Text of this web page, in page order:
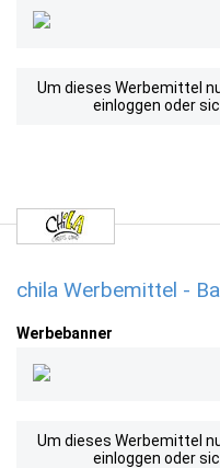
Um dieses Werbemittel
einloggen oder
chila Werbemittel -
Werbebanner
Um dieses Werbemittel
einloggen oder